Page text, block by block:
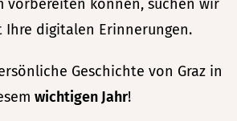
vorbereiten können, suchen wir
Ihre digitalen Erinnerungen.
Geschichte von Graz in
wichtigen Jahr!